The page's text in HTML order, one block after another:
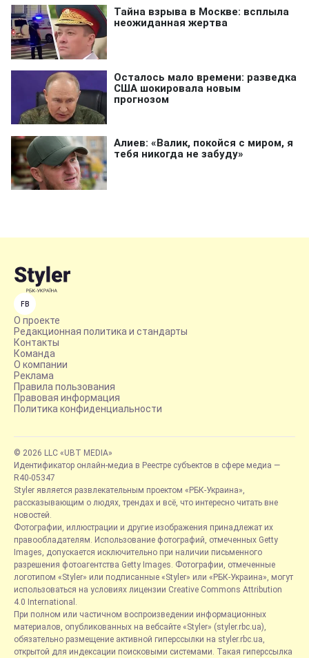
FB
О проекте
Редакционная политика и стандарты
Контакты
Команда
О компании
Реклама
Правила пользования
Правовая информация
Политика конфиденциальности
© 2026 LLC «UBT MEDIA»
Идентификатор онлайн-медиа в Реестре субъектов в сфере медиа —
R40-05347
Styler является развлекательным проектом «РБК-Украина»,
рассказывающим о людях, трендах и всё, что интересно читать вне
новостей.
Фотографии, иллюстрации и другие изображения принадлежат их
правообладателям. Использование фотографий, отмеченных Getty
Images, допускается исключительно при наличии письменного
разрешения фотоагентства Getty Images. Фотографии, отмеченные
логотипом «Styler» или подписанные «Styler» или «РБК-Украина», могут
использоваться на условиях лицензии Creative Commons Attribution
4.0 International.
При полном или частичном воспроизведении информационных
материалов, опубликованных на вебсайте «Styler» (styler.rbc.ua),
обязательно размещение активной гиперссылки на styler.rbc.ua,
открытой для индексации поисковыми системами. Такая гиперссылка